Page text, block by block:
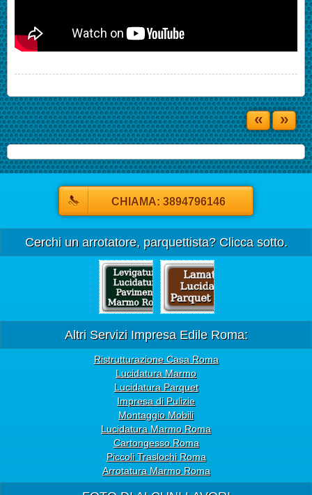
« »
CHIAMA: 3894796146
Cerchi un arrotatore, parquettista? Clicca sotto.
Altri Servizi Impresa Edile Roma:
Ristrutturazione Casa Roma
Lucidatura Marmo
Lucidatura Parquet
Impresa di Pulizie
Montaggio Mobili
Lucidatura Marmo Roma
Cartongesso Roma
Piccoli Traslochi Roma
Arrotatura Marmo Roma